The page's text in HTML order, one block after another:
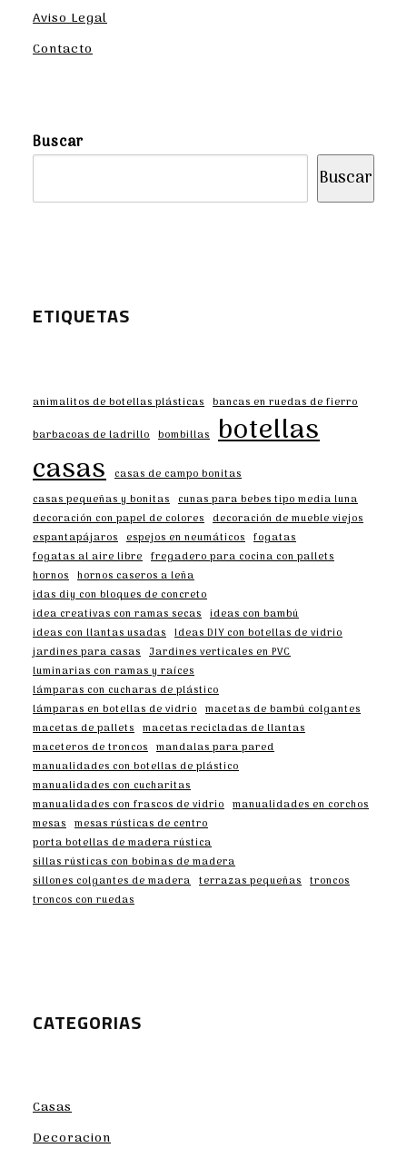
Aviso Legal
Contacto
Buscar
Buscar
ETIQUETAS
animalitos de botellas plásticas bancas en ruedas de fierro
barbacoas de ladrillo bombillas botellas
casas casas de campo bonitas
casas pequeñas y bonitas cunas para bebes tipo media luna
decoración con papel de colores decoración de mueble viejos
espantapájaros espejos en neumáticos fogatas
fogatas al aire libre fregadero para cocina con pallets
hornos hornos caseros a leña
idas diy con bloques de concreto
idea creativas con ramas secas ideas con bambú
ideas con llantas usadas Ideas DIY con botellas de vidrio
jardines para casas Jardines verticales en PVC
luminarias con ramas y raíces
lámparas con cucharas de plástico
lámparas en botellas de vidrio macetas de bambú colgantes
macetas de pallets macetas recicladas de llantas
maceteros de troncos mandalas para pared
manualidades con botellas de plástico
manualidades con cucharitas
manualidades con frascos de vidrio manualidades en corchos
mesas mesas rústicas de centro
porta botellas de madera rústica
sillas rústicas con bobinas de madera
sillones colgantes de madera terrazas pequeñas troncos
troncos con ruedas
CATEGORIAS
Casas
Decoracion